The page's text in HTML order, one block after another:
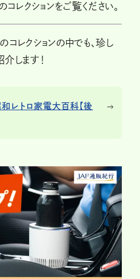
レクションをご覧ください。
コレクションの中でも、珍し
します！
レトロ家電大百科【後